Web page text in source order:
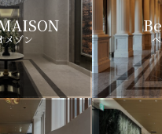
メゾン